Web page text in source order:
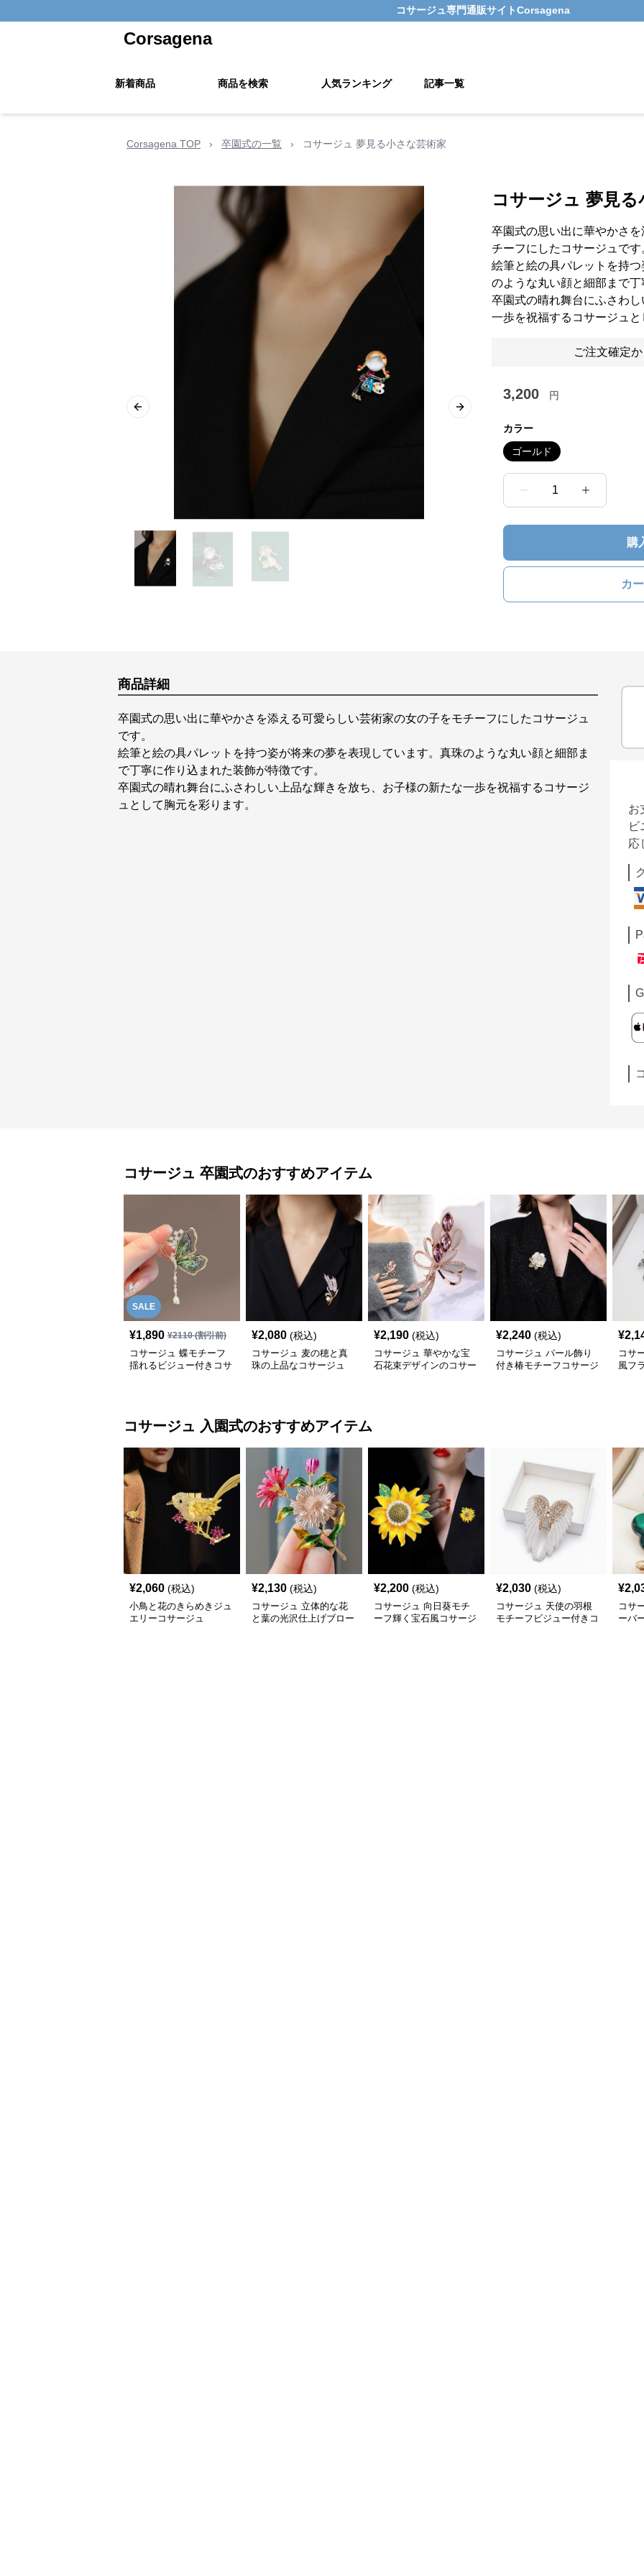
コサージュ専門通販サイトCorsagena
Corsagena
新着商品 商品を検索 人気ランキング 記事一覧
Corsagena TOP › 卒園式の一覧 › コサージュ 夢見る小さな芸術家
Previous slide Next slide
コサージュ 夢見る
卒園式の思い出に華やかさ
チーフにしたコサージュです
絵筆と絵の具パレットを持
のような丸い顔と細部まで丁
卒園式の晴れ舞台にふさわ
一歩を祝福するコサージュと
ご注文確定
3,200 円
カラー
ゴールド
1
購
カ
商品詳細
卒園式の思い出に華やかさを添える可愛らしい芸術家の女の子をモチーフにしたコサージュ
です。
絵筆と絵の具パレットを持つ姿が将来の夢を表現しています。真珠のような丸い顔と細部ま
で丁寧に作り込まれた装飾が特徴です。
卒園式の晴れ舞台にふさわしい上品な輝きを放ち、お子様の新たな一歩を祝福するコサージ
ュとして胸元を彩ります。
お
ビ
応
コサージュ 卒園式のおすすめアイテム
SALE
¥1,890 ¥2110(割引前)
コサージュ 蝶モチーフ
揺れるビジュー付きコサ
¥2,080 (税込)
コサージュ 麦の穂と真
珠の上品なコサージュ
¥2,190 (税込)
コサージュ 華やかな宝
石花束デザインのコサー
¥2,240 (税込)
コサージュ パール飾り
付き椿モチーフコサージ
¥
コサ
風フ
コサージュ 入園式のおすすめアイテム
¥2,060 (税込)
小鳥と花のきらめきジュ
エリーコサージュ
¥2,130 (税込)
コサージュ 立体的な花
と葉の光沢仕上げブロー
¥2,200 (税込)
コサージュ 向日葵モチ
ーフ輝く宝石風コサージ
¥2,030 (税込)
コサージュ 天使の羽根
モチーフビジュー付きコ
¥
コサ
ーバ